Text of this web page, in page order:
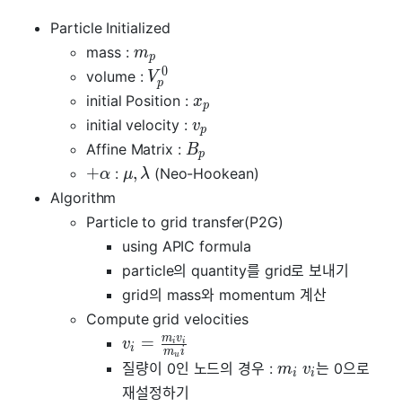
Particle Initialized
mass : mp
volume : Vp
0
initial Position : xp
initial velocity : vp
Affine Matrix : Bp
+α: μ, λ(Neo-Hookean)
Algorithm
Particle to grid transfer(P2G)
using APIC formula
particle의 quantity를 grid로 보내기
grid의 mass와 momentum 계산
Compute grid velocities
vi = mui
mivi
질량이 0인 노드의 경우 : mi vi는 0으로
재설정하기